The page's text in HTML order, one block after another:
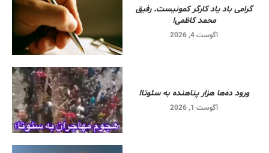
گرامی باد یاد کارگر کمونیست. رفیق
محمد کاظمی!
آگوست 4, 2026
ورود ده‌ها هزار پناهنده به سئوتا!
آگوست 1, 2026